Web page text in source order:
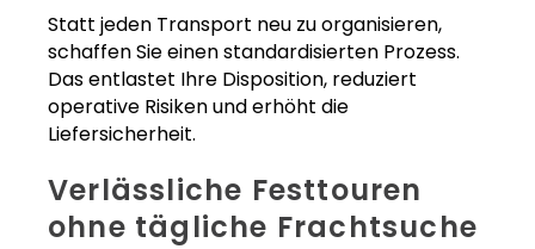
Statt jeden Transport neu zu organisieren,
schaffen Sie einen standardisierten Prozess.
Das entlastet Ihre Disposition, reduziert
operative Risiken und erhöht die
Liefersicherheit.
Verlässliche Festtouren
ohne tägliche Frachtsuche